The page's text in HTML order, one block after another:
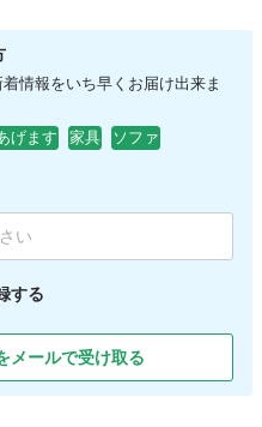
情報をいち早くお届け出来ま
げます 家具
ソファ
する
メールで受け取る